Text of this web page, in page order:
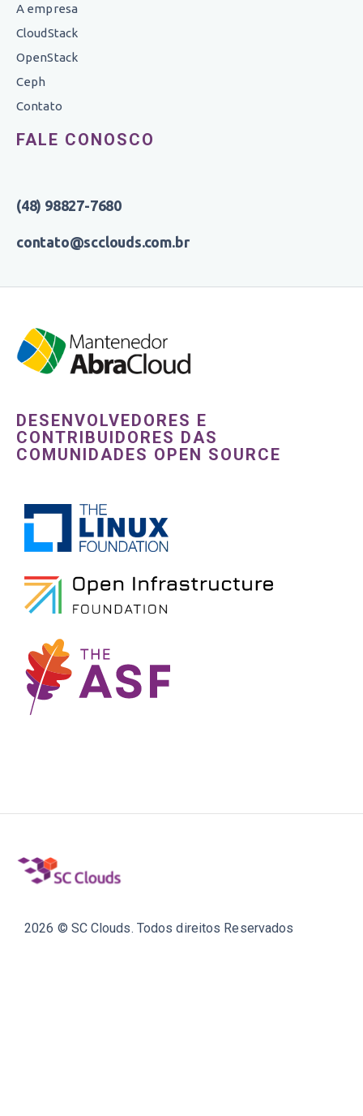
A empresa
CloudStack
OpenStack
Ceph
Contato
FALE CONOSCO
(48) 98827-7680
contato@scclouds.com.br
DESENVOLVEDORES E
CONTRIBUIDORES DAS
COMUNIDADES OPEN SOURCE
2026 © SC Clouds. Todos direitos Reservados